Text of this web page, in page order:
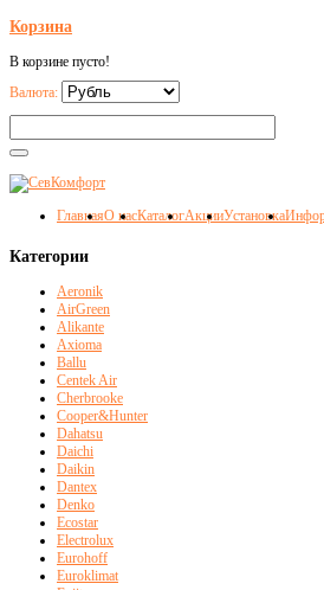
Корзина
В корзине пусто!
Валюта:
ГлавнаяО насКаталогАкцииУстановка
Категории
Aeronik
AirGreen
Alikante
Axioma
Ballu
Centek Air
Cherbrooke
Cooper&Hunter
Dahatsu
Daichi
Daikin
Dantex
Denko
Ecostar
Electrolux
Eurohoff
Euroklimat